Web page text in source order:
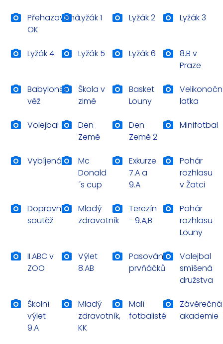
Přehazovaná
OK
Lyžák 1 Lyžák 2 Lyžák 3
Lyžák 4 Lyžák 5 Lyžák 6
8.B v
Praze
Babylonská
věž
Škola v
zimě
Basket
Louny
laťka
Volejbal
Den
Země
Den
Země 2
Minifotbal
Vybíjená
Mc
Donald
´s cup
Exkurze
7.A a
9.A
Pohár
rozhlasu
v Žatci
Dopravní
soutěž
Mladý
zdravotník
Terezín
- 9.A,B
Pohár
rozhlasu
Louny
II.ABC v
ZOO
Výlet
8.AB
Pasování
prvňáčků
Volejbal
smíšená
družstva
Školní
výlet
9.A
Mladý
zdravotník,
KK
Malí
fotbalisté
Závěrečná
akademie